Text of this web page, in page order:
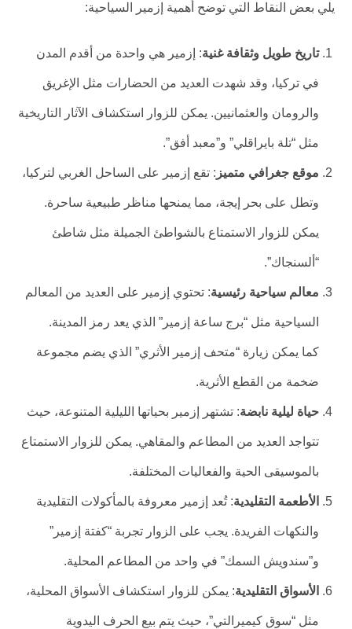
يلي بعض النقاط التي توضح أهمية إزمير السياحية:
تاريخ طويل وثقافة غنية: إزمير هي واحدة من أقدم المدن
في تركيا، وقد شهدت العديد من الحضارات مثل الإغريق
والرومان والعثمانيين. يمكن للزوار استكشاف الآثار التاريخية
مثل “تلة بايراقلي” و”معبد أفق”.
موقع جغرافي متميز : تقع إزمير على الساحل الغربي لتركيا،
وتطل على بحر إيجة، مما يمنحها مناظر طبيعية ساحرة.
يمكن للزوار الاستمتاع بالشواطئ الجميلة مثل شاطئ
“ألسنجاك”.
معالم سياحية رئيسية: تحتوي إزمير على العديد من المعالم
السياحية مثل “برج ساعة إزمير” الذي يعد رمز المدينة.
كما يمكن زيارة “متحف إزمير الأثري” الذي يضم مجموعة
ضخمة من القطع الأثرية.
حياة ليلية نابضة: تشتهر إزمير بحياتها الليلية المتنوعة، حيث
تتواجد العديد من المطاعم والمقاهي. يمكن للزوار الاستمتاع
بالموسيقى الحية والفعاليات المختلفة.
الأطعمة التقليدية: تُعد إزمير معروفة بالمأكولات التقليدية
والنكهات الفريدة. يجب على الزوار تجربة “كفتة إزمير”
و”سندويش السمك” في واحد من المطاعم المحلية.
الأسواق التقليدية: يمكن للزوار استكشاف الأسواق المحلية،
مثل “سوق كيميرالتي”، حيث يتم بيع الحرف اليدوية